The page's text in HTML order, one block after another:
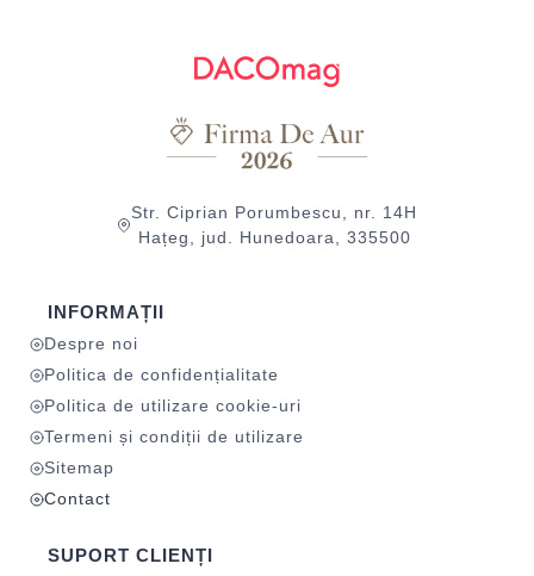
Str. Ciprian Porumbescu, nr. 14H
Hațeg, jud. Hunedoara, 335500
INFORMAȚII
Despre noi
Politica de confidențialitate
Politica de utilizare cookie-uri
Termeni și condiții de utilizare
Sitemap
Contact
SUPORT CLIENȚI